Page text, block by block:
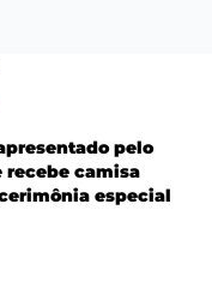
pelo
recebe camisa
especial